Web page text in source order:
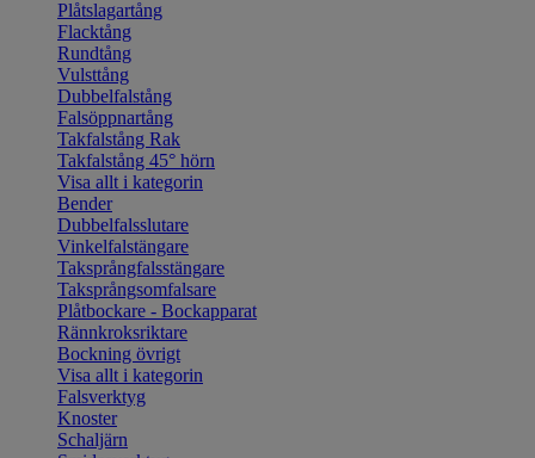
Plåtslagartång
Flacktång
Rundtång
Vulsttång
Dubbelfalstång
Falsöppnartång
Takfalstång Rak
Takfalstång 45° hörn
Visa allt i kategorin
Bender
Dubbelfalsslutare
Vinkelfalstängare
Taksprångfalsstängare
Taksprångsomfalsare
Plåtbockare - Bockapparat
Rännkroksriktare
Bockning övrigt
Visa allt i kategorin
Falsverktyg
Knoster
Schaljärn